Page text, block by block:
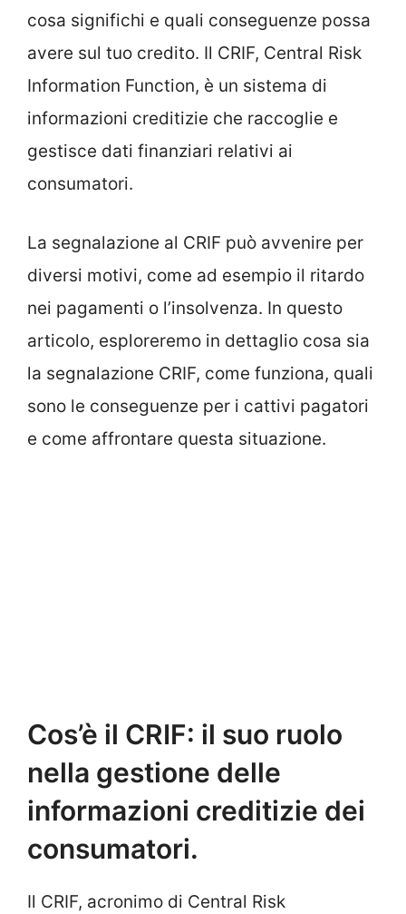
cosa significhi e quali conseguenze possa
avere sul tuo credito. Il CRIF, Central Risk
Information Function, è un sistema di
informazioni creditizie che raccoglie e
gestisce dati finanziari relativi ai
consumatori.
La segnalazione al CRIF può avvenire per
diversi motivi, come ad esempio il ritardo
nei pagamenti o l’insolvenza. In questo
articolo, esploreremo in dettaglio cosa sia
la segnalazione CRIF, come funziona, quali
sono le conseguenze per i cattivi pagatori
e come affrontare questa situazione.
Cos’è il CRIF: il suo ruolo
nella gestione delle
informazioni creditizie dei
consumatori.
Il CRIF, acronimo di Central Risk